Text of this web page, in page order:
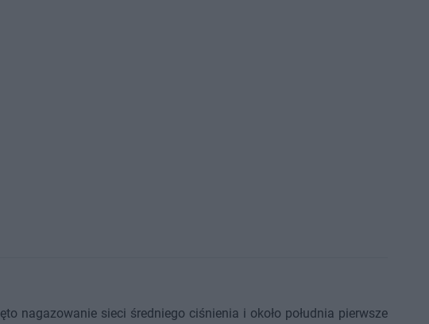
nagazowanie sieci średniego ciśnienia i około południa pierwsze